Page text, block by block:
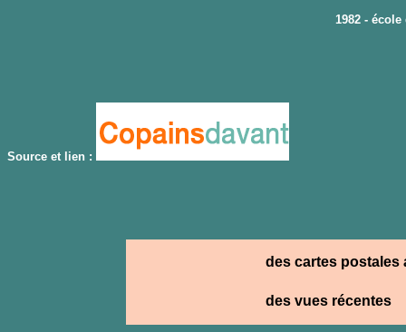
1982 -
Source et lien :
des cartes postales
des vues récentes